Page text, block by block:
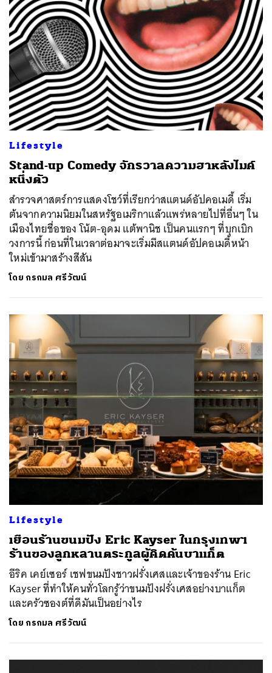
Lifestyle
Stand-up Comedy จักรวาลความฮาหลังไมค์
หนึ่งตัว
สำรวจศาสตร์การแสดงโชว์ที่เรียกว่าสแตนด์อัปคอเมดี้ เริ่ม
ต้นจากความนิยมในสหรัฐอเมริกาแล้วแพร่หลายไปที่อื่นๆ ใน
เมืองไทยชื่อของ โน้ต-อุดม แต้พานิช เป็นคนแรกๆ ที่บุกเบิก
วงการนี้ ก่อนที่ในเวลาต่อมาจะเริ่มมีสแตนด์อัปคอเมดี้หน้า
ใหม่เข้ามาสร้างสีสัน
โดย กรกมล ศรีวัฒน์
Lifestyle
เยือนร้านขนมปัง Eric Kayser ในกรุงเทพฯ
ร้านของลูกหลานตระกูลผู้คิดค้นบาแก็ต
อีริค เคย์เซอร์ เชฟขนมปังชาวฝรั่งเศสและเจ้าของร้าน Eric
Kayser ที่ทำให้คนทั่วโลกรู้ว่าขนมปังฝรั่งเศสอย่างบาแก็ต
และครัวซองต์ที่ดีมันเป็นอย่างไร
โดย กรกมล ศรีวัฒน์
ค้นหา
SHARE TWEET LINE EMAIL